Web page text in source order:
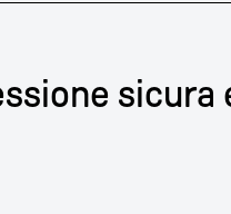
sicura